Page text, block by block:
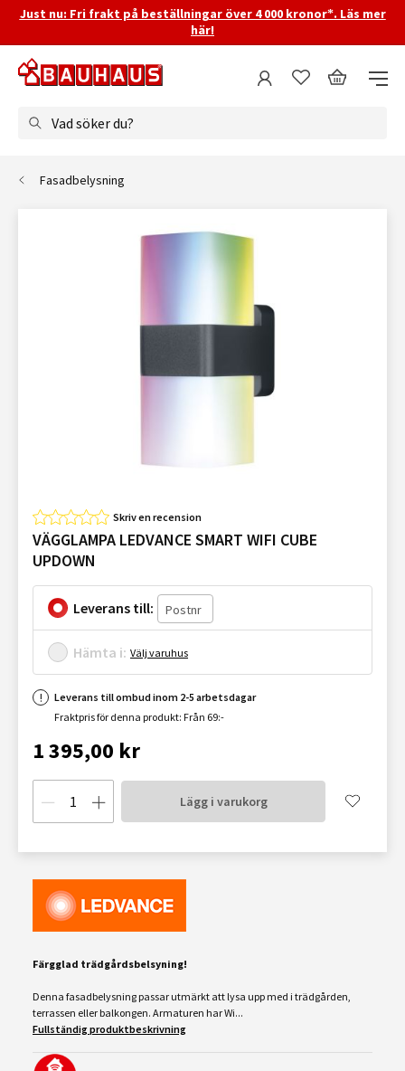
Just nu: Fri frakt på beställningar över 4 000 kronor*. Läs mer
här!
Vad söker du?
Fasadbelysning
Skriv en recension
VÄGGLAMPA LEDVANCE SMART WIFI CUBE
UPDOWN
Leverans till:
Hämta i: Välj varuhus
Leverans till ombud inom 2-5 arbetsdagar
Fraktpris för denna produkt: Från 69:-
1 395,00 kr
Lägg i varukorg
Färgglad trädgårdsbelsyning!
Denna fasadbelysning passar utmärkt att lysa upp med i trädgården,
terrassen eller balkongen. Armaturen har Wi...
Fullständig produktbeskrivning